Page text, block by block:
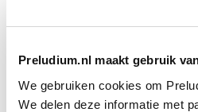
Preludium.nl maakt gebruik
We gebruiken cookies om
We delen deze informatie met